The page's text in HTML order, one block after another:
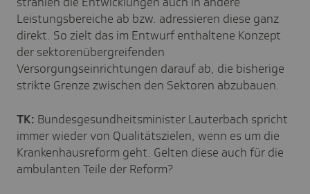
Leistungsbereiche ab bzw. adressieren diese ganz
direkt. So zielt das im Entwurf enthaltene Konzept
der sektorenübergreifenden
Versorgungseinrichtungen darauf ab, die bisherige
strikte Grenze zwischen den Sektoren abzubauen.
TK: Bundesgesundheitsminister Lauterbach spricht
immer wieder von Qualitätszielen, wenn es um die
Krankenhausreform geht. Gelten diese auch für die
ambulanten Teile der Reform?